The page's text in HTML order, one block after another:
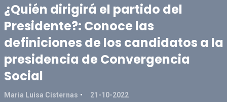
¿Quién dirigirá el partido del
Presidente?: Conoce las
definiciones de los candidatos a la
presidencia de Convergencia
Social
Maria Luisa Cisternas 21-10-2022